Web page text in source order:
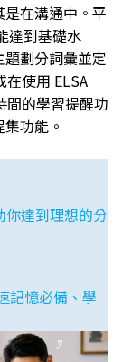
在溝通中。平
達到基礎水
題劃分詞彙並定
使用 ELSA
間的學習提醒功
功能。
你達到理想的分
記憶必備、學